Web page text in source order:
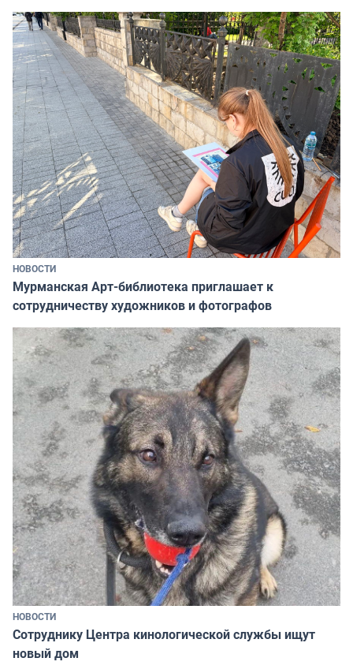
НОВОСТИ
Мурманская Арт-библиотека приглашает к
сотрудничеству художников и фотографов
НОВОСТИ
Сотруднику Центра кинологической службы ищут
новый дом